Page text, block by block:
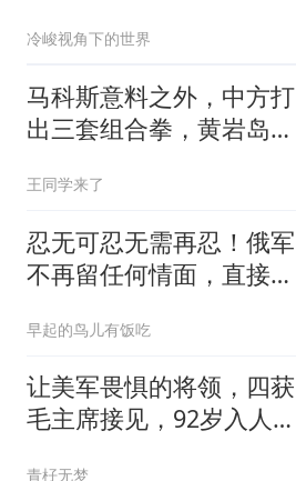
冷峻视角下的世界
马科斯意料之外，中方打
出三套组合拳，黄岩岛将
王同学来了
忍无可忍无需再忍！俄军
不再留任何情面，直接炸
早起的鸟儿有饭吃
让美军畏惧的将领，四获
毛主席接见，92岁入人民
青杍无梦